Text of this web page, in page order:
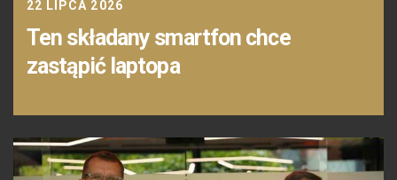
22 LIPCA 2026
Ten składany smartfon chce
zastąpić laptopa